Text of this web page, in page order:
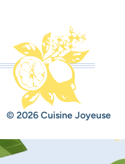
© 2026 Cuisine Joyeuse